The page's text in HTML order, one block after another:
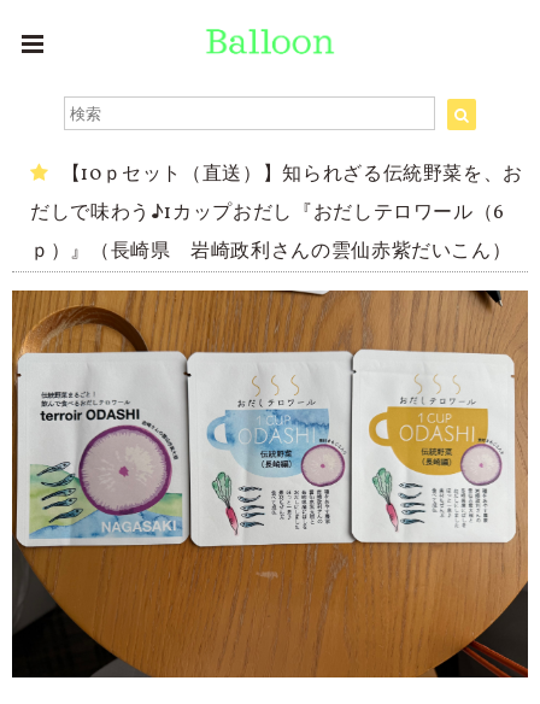
【10ｐセット（直送）】知られざる伝統野菜を、お
だしで味わう♪1カップおだし『おだしテロワール（6
ｐ）』（長崎県 岩崎政利さんの雲仙赤紫だいこん）